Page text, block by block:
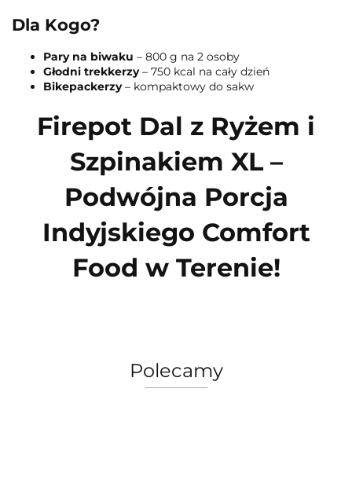
Dla Kogo?
Pary na biwaku – 800 g na 2 osoby
Głodni trekkerzy– 750 kcal na cały dzień
Bikepackerzy– kompaktowy do sakw
Firepot Dal z Ryżem i
Szpinakiem XL –
Podwójna Porcja
Indyjskiego Comfort
Food w Terenie!
Polecamy